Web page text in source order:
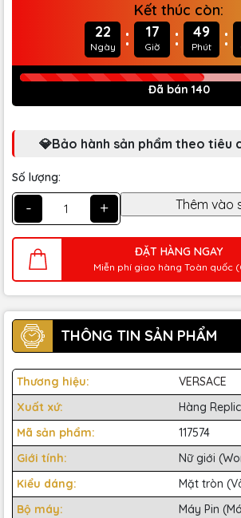
Kết thúc còn:
22
Ngày : 17
Giờ : 49
Phút :
Đã bán 140
💎Bảo hành sản phẩm theo tiêu
Số lượng:
- +
ĐẶT HÀNG NGAY
Miễn phí giao hàng Toàn quốc
THÔNG TIN SẢN PHẨM
Thương hiệu:
VERSACE
Xuất xứ:
Hàng
Mã sản phẩm:
117574
Giới tính:
Nữ giới
Kiểu dáng:
Mặt tròn
Bộ máy:
Máy Pin